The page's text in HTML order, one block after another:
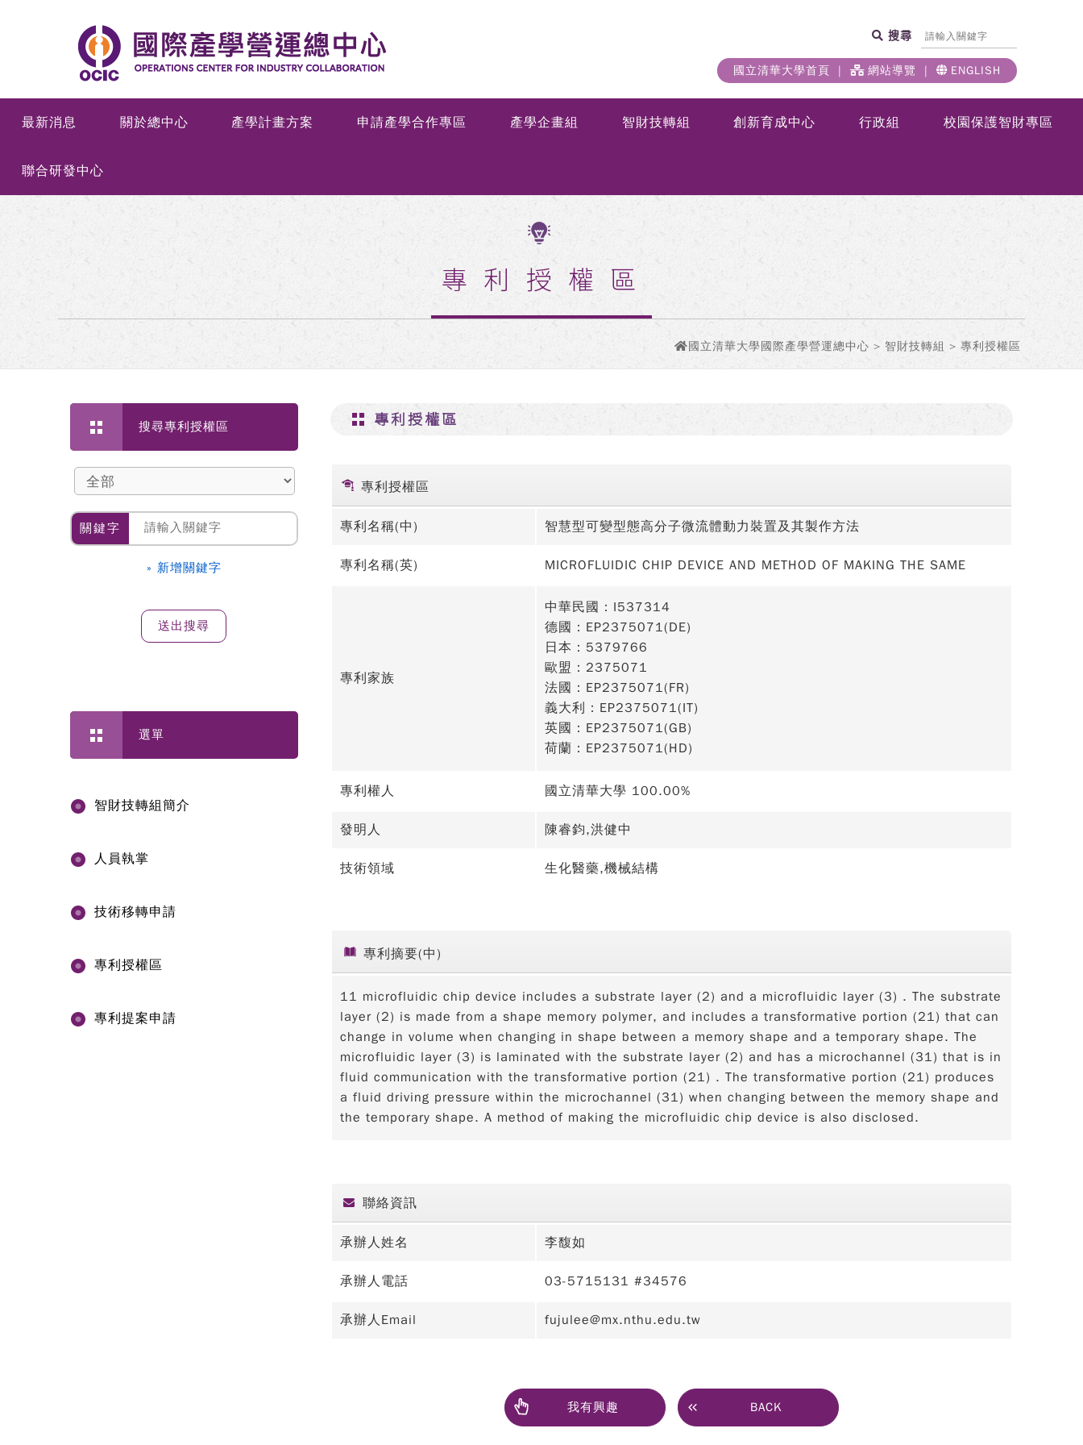
搜尋
國立清華大學首頁 網站導覽 ENGLISH
最新消息 關於總中心 產學計畫方案 申請產學合作專區 產學企畫組 智財技轉組 創新育成中心 行政組 校園保護智財專區
聯合研發中心
專利授權區
國立清華大學國際產學營運總中心 > 智財技轉組 > 專利授權區
搜尋專利授權區
關鍵字
» 新增關鍵字
選單
智財技轉組簡介
人員執掌
技術移轉申請
專利授權區
專利提案申請
專利授權區
專利授權區
專利名稱(中) 智慧型可變型態高分子微流體動力裝置及其製作方法
專利名稱(英) MICROFLUIDIC CHIP DEVICE AND METHOD OF MAKING THE SAME
專利家族
中華民國：I537314
德國：EP2375071(DE)
日本：5379766
歐盟：2375071
法國：EP2375071(FR)
義大利：EP2375071(IT)
英國：EP2375071(GB)
荷蘭：EP2375071(HD)
專利權人 國立清華大學 100.00%
發明人 陳睿鈞,洪健中
技術領域 生化醫藥,機械結構
專利摘要(中)
11 microfluidic chip device includes a substrate layer (2) and a microfluidic layer (3) . The substrate
layer (2) is made from a shape memory polymer, and includes a transformative portion (21) that can
change in volume when changing in shape between a memory shape and a temporary shape. The
microfluidic layer (3) is laminated with the substrate layer (2) and has a microchannel (31) that is in
fluid communication with the transformative portion (21) . The transformative portion (21) produces
a fluid driving pressure within the microchannel (31) when changing between the memory shape and
the temporary shape. A method of making the microfluidic chip device is also disclosed.
聯絡資訊
承辦人姓名 李馥如
承辦人電話 03-5715131 #34576
承辦人Email fujulee@mx.nthu.edu.tw
我有興趣 BACK